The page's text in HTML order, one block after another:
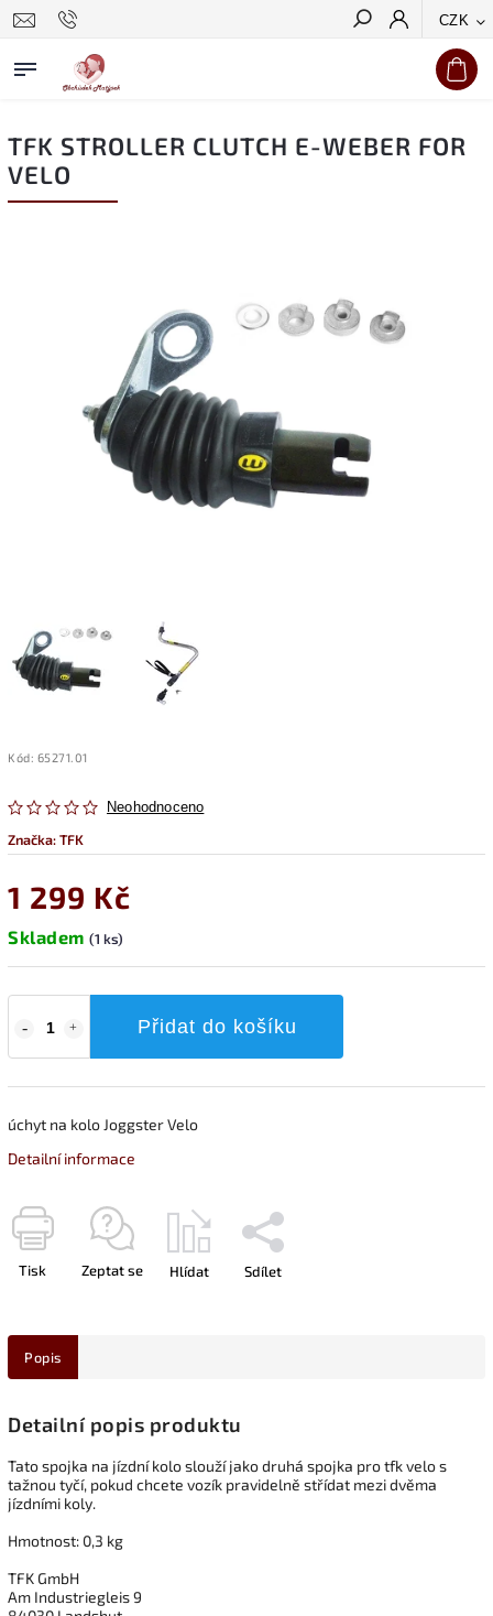
CZK
Hledat
TFK STROLLER CLUTCH E-WEBER FOR
VELO
Kód: 65271.01
Neohodnoceno
Značka:TFK
1 299 Kč
Skladem (1 ks)
Přidat do košíku
úchyt na kolo Joggster Velo
Detailní informace
Tisk Zeptat se Hlídat Sdílet
Popis
Detailní popis produktu
Tato spojka na jízdní kolo slouží jako druhá spojka pro tfk velo s
tažnou tyčí, pokud chcete vozík pravidelně střídat mezi dvěma
jízdními koly.
Hmotnost: 0,3 kg
TFK GmbH
Am Industriegleis 9